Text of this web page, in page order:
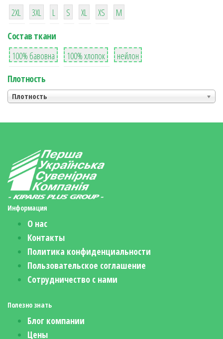
38
2XL
16
3XL
42
L
42
S
42
XL XS
М
Состав ткани
8
100% бавовна
36
100% хлопок
2
нейлон
Плотность
Плотность
Информация
О нас
Контакты
Политика конфиденциальности
Пользовательское соглашение
Сотрудничество с нами
Полезно знать
Блог компании
Цены